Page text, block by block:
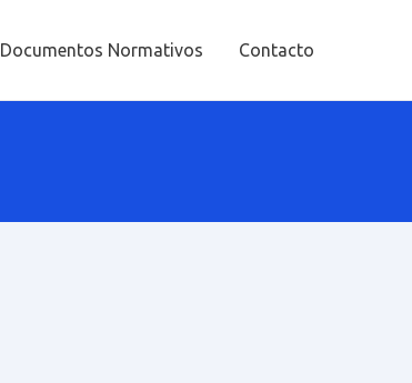
Documentos Normativos Contacto